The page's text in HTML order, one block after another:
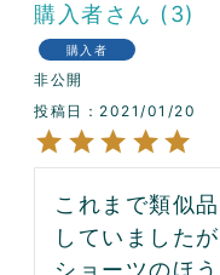
購入者 3
購入者
非公開
投稿日
2021/01/20
これまで類似
していました